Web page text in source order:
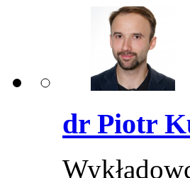
dr Piotr